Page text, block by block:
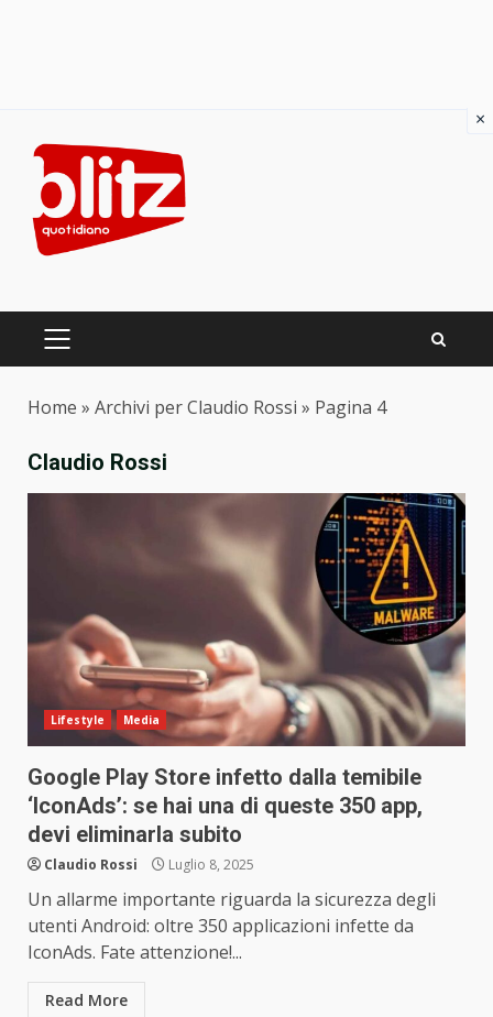
content
PRIMARY
Home » Archivi per Claudio Rossi » Pagina 4
Claudio Rossi
Lifestyle Media
Google Play Store infetto dalla temibile
‘IconAds’: se hai una di queste 350 app,
devi eliminarla subito
Claudio Rossi Luglio 8, 2025
Un allarme importante riguarda la sicurezza degli
utenti Android: oltre 350 applicazioni infette da
IconAds. Fate attenzione!...
Read More
×